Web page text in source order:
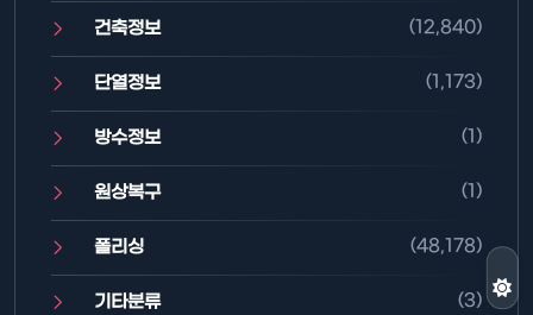
건축정보 (12,840)
단열정보 (1,173)
방수정보 (1)
원상복구 (1)
폴리싱 (48,178)
기타분류 (3)